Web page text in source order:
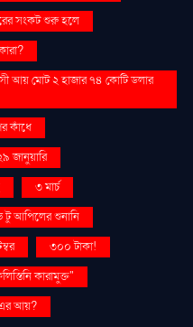
সংকট শুরু হলে
আয় মোট ২ হাজার ৭৪ কোটি ডলার
কাঁধে
জানুয়ারি
৩ মার্চ
টু আপিলের শুনানি
৩০০ টাকা!
কারামুক্ত"
এর আয়?